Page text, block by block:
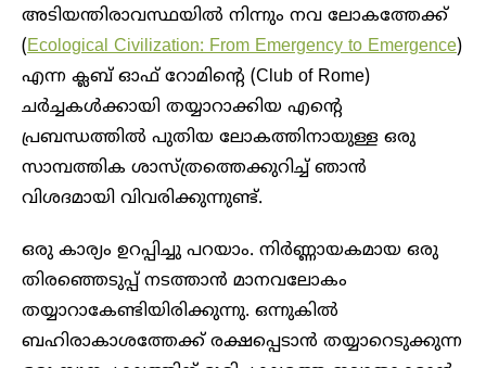
അടിയന്തിരാവസ്ഥയിൽ നിന്നും നവ ലോകത്തേക്ക്
(Ecological Civilization: From Emergency to Emergence)
എന്ന ക്ലബ് ഓഫ് റോമിന്റെ (Club of Rome)
ചർച്ചകൾക്കായി തയ്യാറാക്കിയ എന്റെ
പ്രബന്ധത്തിൽ പുതിയ ലോകത്തിനായുള്ള ഒരു
സാമ്പത്തിക ശാസ്ത്രത്തെക്കുറിച്ച് ഞാൻ
വിശദമായി വിവരിക്കുന്നുണ്ട്.
ഒരു കാര്യം ഉറപ്പിച്ചു പറയാം. നിർണ്ണായകമായ ഒരു
തിരഞ്ഞെടുപ്പ് നടത്താൻ മാനവലോകം
തയ്യാറാകേണ്ടിയിരിക്കുന്നു. ഒന്നുകിൽ
ബഹിരാകാശത്തേക്ക് രക്ഷപ്പെടാൻ തയ്യാറെടുക്കുന്ന